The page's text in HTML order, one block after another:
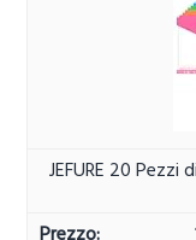
JEFURE 20